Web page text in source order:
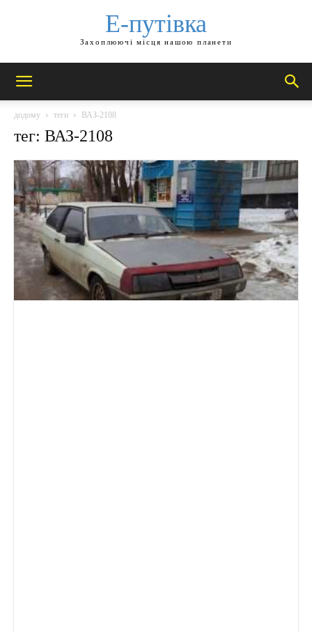
Е-путівка
Захоплюючі місця нашою планети
додому теги ВАЗ-2108
тег: ВАЗ-2108